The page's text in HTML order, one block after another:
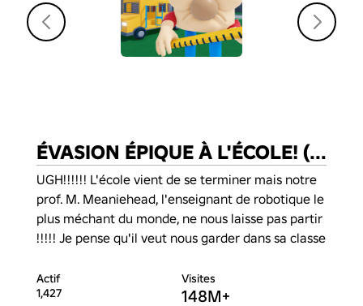
ÉVASION ÉPIQUE À L'ÉCOLE! (OBBY)
UGH!!!!!! L'école vient de se terminer mais notre
prof. M. Meaniehead, l'enseignant de robotique le
plus méchant du monde, ne nous laisse pas partir
!!!!! Je pense qu'il veut nous garder dans sa classe
travailler sur sa nouvelle invention maléfique,
utilisons cette chance pour nous échapper !!!
Actif
1,427
Visites
148M+
Actif
34
Visites
7M+